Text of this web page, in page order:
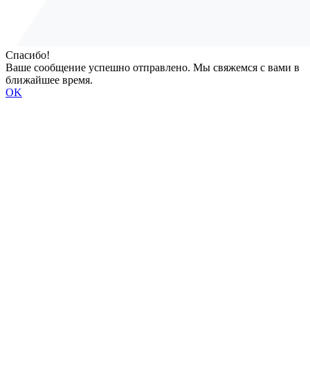
Спасибо!
Ваше сообщение успешно отправлено. Мы свяжемся с вами в
ближайшее время.
OK